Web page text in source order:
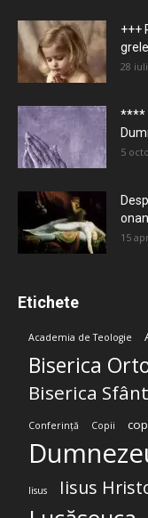
+++
28
****
5
15
Etichete
Academia de Teologie
Biserica
Biserica
Conferință Copii
Iisus Iisus